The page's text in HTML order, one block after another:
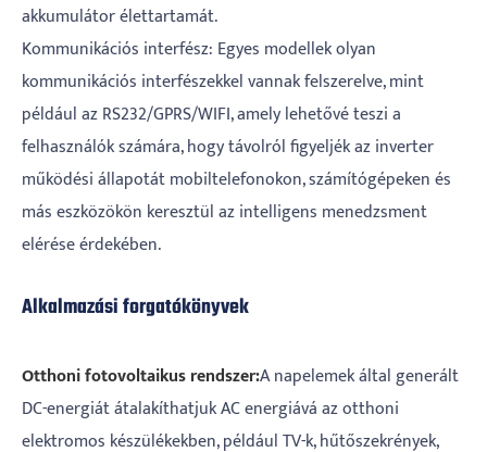
akkumulátor élettartamát.
Kommunikációs interfész: Egyes modellek olyan
kommunikációs interfészekkel vannak felszerelve, mint
például az RS232/GPRS/WIFI, amely lehetővé teszi a
felhasználók számára, hogy távolról figyeljék az inverter
működési állapotát mobiltelefonokon, számítógépeken és
más eszközökön keresztül az intelligens menedzsment
elérése érdekében.
Alkalmazási forgatókönyvek
Otthoni fotovoltaikus rendszer:A napelemek által generált
DC-energiát átalakíthatjuk AC energiává az otthoni
elektromos készülékekben, például TV-k, hűtőszekrények,